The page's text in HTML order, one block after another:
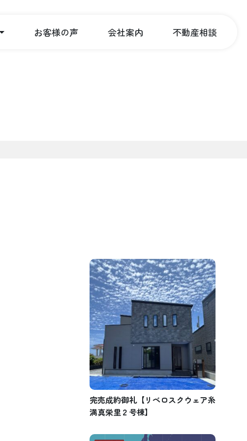
お客様の声 会社案内 不動産相談
完売成約御礼【リベロスクウェア糸
満真栄里２号棟】